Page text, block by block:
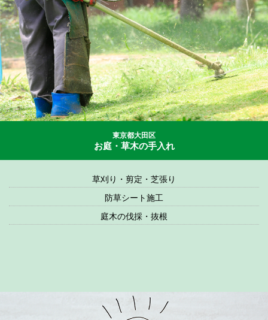
東京都大田区
お庭・草木の手入れ
草刈り・剪定・芝張り
防草シート施工
庭木の伐採・抜根